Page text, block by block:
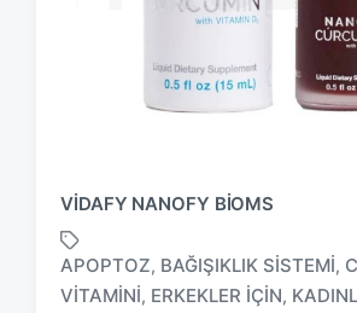
VIDAFY NANOFY BIOMS
APOPTOZ, BAĞIŞIKLIK SISTEMI,
VITAMINI, ERKEKLER IÇIN,